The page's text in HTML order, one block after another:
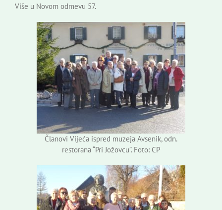
Više u Novom odmevu 57.
Članovi Vijeća ispred muzeja Avsenik, odn.
restorana “Pri Jožovcu”. Foto: CP